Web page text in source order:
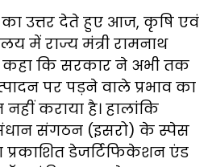
उत्तर देते हुए आज, कृषि एवं
में राज्य मंत्री रामनाथ
कहा कि सरकार ने अभी तक
पर पड़ने वाले प्रभाव का
कराया है। हालांकि
संगठन (इसरो) के स्पेस
प्रकाशित डेजर्टिफिकेशन एंड